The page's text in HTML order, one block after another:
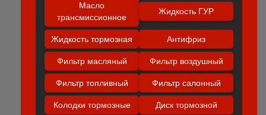
Масло
трансмиссионное
Жидкость ГУР
Жидкость тормозная Антифриз
Фильтр масляный Фильтр воздушный
Фильтр топливный Фильтр салонный
Колодки тормозные Диск тормозной